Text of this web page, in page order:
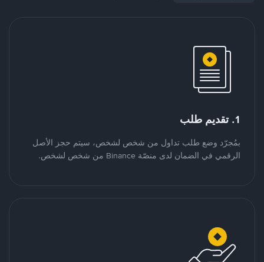
1. تقديم طلب
بمُجرّد وضع طلب تداول من شخص لشخص، سيتم حجز الأصل
الرقمي في الضمان لدى منصّة Binance من شخص لشخص.